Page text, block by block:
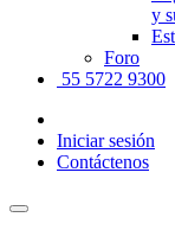
y
Foro
55 5722 9300
Iniciar sesión
Contáctenos